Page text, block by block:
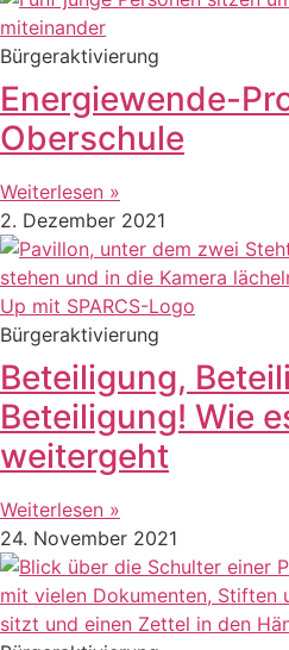
Bürgeraktivierung
Energiewende-
Oberschule
Weiterlesen »
2. Dezember 2021
Bürgeraktivierung
Beteiligung,
Beteiligung! Wie
weitergeht
Weiterlesen »
24. November 2021